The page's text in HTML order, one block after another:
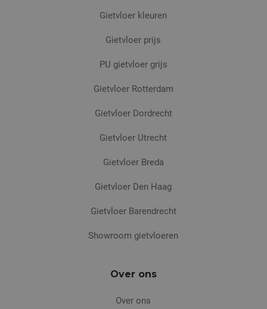
Gietvloer kleuren
Gietvloer prijs
PU gietvloer grijs
Gietvloer Rotterdam
Gietvloer Dordrecht
Gietvloer Utrecht
Gietvloer Breda
Gietvloer Den Haag
Gietvloer Barendrecht
Showroom gietvloeren
Over ons
Over ons